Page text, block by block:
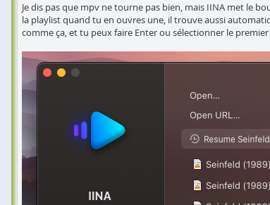
Je dis pas que mpv ne tourne pas bien, mais IINA met le
la playlist quand tu en ouvres une, il trouve aussi
comme ça, et tu peux faire Enter ou sélectionner le